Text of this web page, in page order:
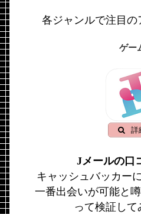
各ジャンルで注目の
ゲー
詳
Jメールの口
キャッシュバッカー
一番出会いが可能と
って検証して